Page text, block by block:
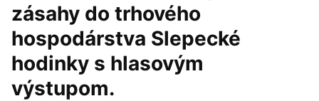
zásahy do trhového
hospodárstva Slepecké
hodinky s hlasovým
výstupom.